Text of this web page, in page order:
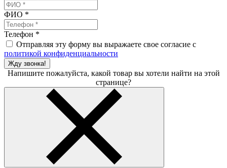
ФИО *
Телефон *
Отправляя эту форму вы выражаете свое согласие с
политикой конфиденциальности
Жду звонка!
Напишите пожалуйста, какой товар вы хотели найти на этой
странице?